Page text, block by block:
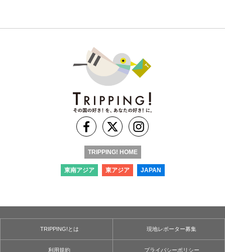
TRIPPING! HOME
東南アジア 東アジア JAPAN
TRIPPING!とは 現地レポーター募集
利用規約 プライバシーポリシー